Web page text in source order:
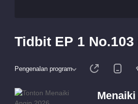
Tidbit EP 1
Pengenalan program